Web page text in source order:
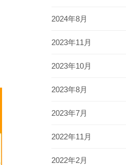
2024年8月
2023年11月
2023年10月
2023年8月
2023年7月
2022年11月
2022年2月